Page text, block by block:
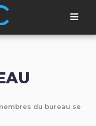
du bureau se